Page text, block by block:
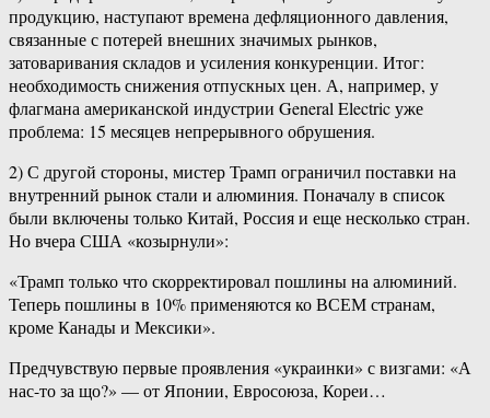
продукцию, наступают времена дефляционного давления,
связанные с потерей внешних значимых рынков,
затоваривания складов и усиления конкуренции. Итог:
необходимость снижения отпускных цен. А, например, у
флагмана американской индустрии General Electric уже
проблема: 15 месяцев непрерывного обрушения.
2) С другой стороны, мистер Трамп ограничил поставки на
внутренний рынок стали и алюминия. Поначалу в список
были включены только Китай, Россия и еще несколько стран.
Но вчера США «козырнули»:
«Трамп только что скорректировал пошлины на алюминий.
Теперь пошлины в 10% применяются ко ВСЕМ странам,
кроме Канады и Мексики».
Предчувствую первые проявления «украинки» с визгами: «А
нас-то за що?» — от Японии, Евросоюза, Кореи…